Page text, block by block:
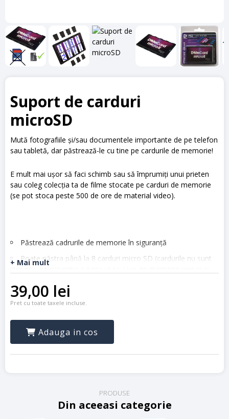
Suport de carduri
microSD
Mută fotografiile și/sau documentele importante de pe telefon
sau tabletă, dar păstrează-le cu tine pe cardurile de memorie!
E mult mai ușor să faci schimb sau să împrumiți unui prieten
sau coleg colecția ta de filme stocate pe carduri de memorie
(se pot stoca peste 500 de ore de material video).
Păstrează cadrurile de memorie în siguranță
Poate păstra până la 8 carduri micro SD (cardurile nu sunt
Design ultra subțire – 2.4mm (dimensiunea unui card de
credit)
Posibilitatea de a nota pe eticheta conținutul fiecărui card
+ Mai mult
39,00 lei
Pret cu toate taxele incluse.
Adauga in cos
PRODUSE
Din aceeasi categorie